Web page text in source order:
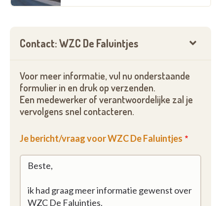
Contact: WZC De Faluintjes
Voor meer informatie, vul nu onderstaande
formulier in en druk op verzenden.
Een medewerker of verantwoordelijke zal je
vervolgens snel contacteren.
Je bericht/vraag voor WZC De Faluintjes